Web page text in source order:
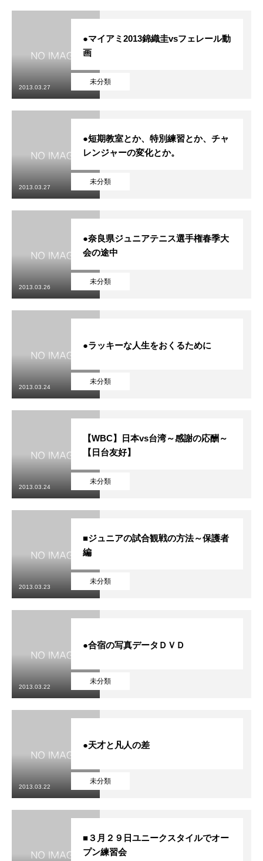
未分類
●マイアミ2013錦織圭vsフェレール動
画
2013.03.27
未分類
●短期教室とか、特別練習とか、チャ
レンジャーの変化とか。
2013.03.27
未分類
●奈良県ジュニアテニス選手権春季大
会の途中
2013.03.26
未分類
●ラッキーな人生をおくるために
2013.03.24
未分類
【WBC】日本vs台湾～感謝の応酬～
【日台友好】
2013.03.24
未分類
■ジュニアの試合観戦の方法～保護者
編
2013.03.23
未分類
●合宿の写真データＤＶＤ
2013.03.22
未分類
●天才と凡人の差
2013.03.22
■３月２９日ユニークスタイルでオー
プン練習会